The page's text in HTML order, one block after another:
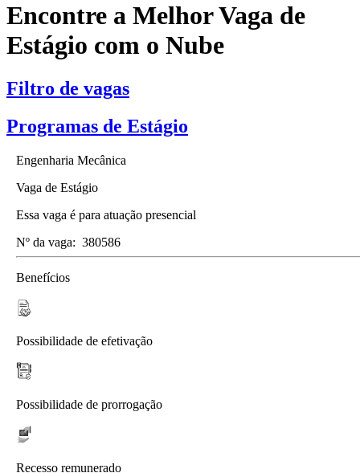
Encontre a Melhor Vaga de
Estágio com o Nube
Filtro de vagas
Programas de Estágio
Engenharia Mecânica
Vaga de Estágio
Essa vaga é para atuação presencial
Nº da vaga: 380586
Benefícios
Possibilidade de efetivação
Possibilidade de prorrogação
Recesso remunerado